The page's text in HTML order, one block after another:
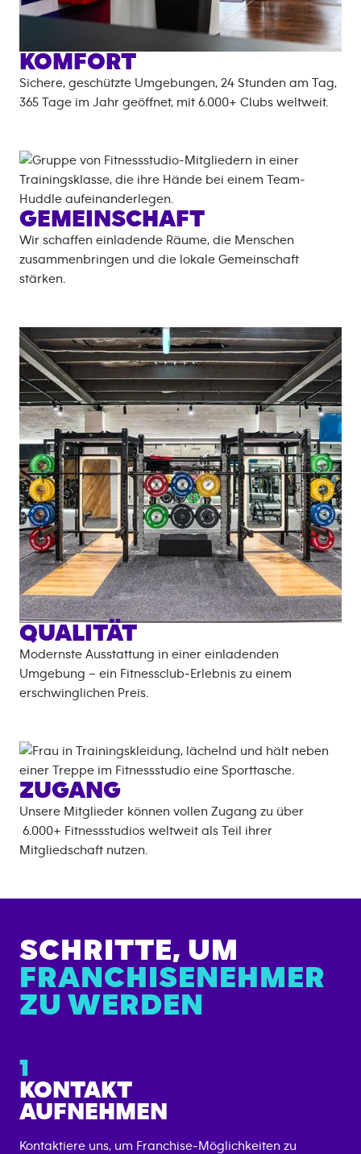
KOMFORT
Sichere, geschützte Umgebungen, 24 Stunden am Tag,
365 Tage im Jahr geöffnet, mit 6.000+ Clubs weltweit.
GEMEINSCHAFT
Wir schaffen einladende Räume, die Menschen
zusammenbringen und die lokale Gemeinschaft
stärken.
QUALITÄT
Modernste Ausstattung in einer einladenden
Umgebung – ein Fitnessclub‑Erlebnis zu einem
erschwinglichen Preis.
ZUGANG
Unsere Mitglieder können vollen Zugang zu über
6.000+ Fitnessstudios weltweit als Teil ihrer
Mitgliedschaft nutzen.
SCHRITTE, UM
FRANCHISENEHMER
ZU WERDEN
1
KONTAKT
AUFNEHMEN
Kontaktiere uns, um Franchise‑Möglichkeiten zu